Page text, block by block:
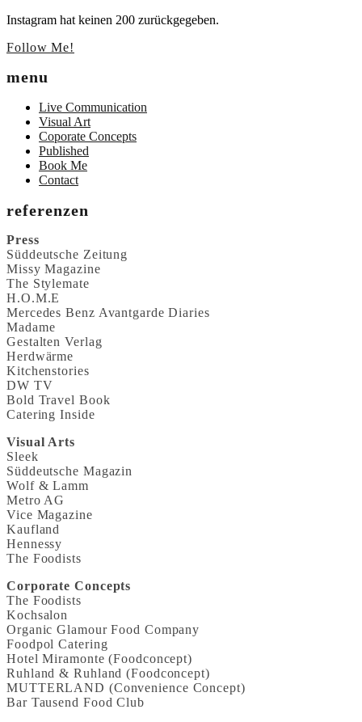
Instagram hat keinen 200 zurückgegeben.
Follow Me!
menu
Live Communication
Visual Art
Coporate Concepts
Published
Book Me
Contact
referenzen
Press
Süddeutsche Zeitung
Missy Magazine
The Stylemate
H.O.M.E
Mercedes Benz Avantgarde Diaries
Madame
Gestalten Verlag
Herdwärme
Kitchenstories
DW TV
Bold Travel Book
Catering Inside
Visual Arts
Sleek
Süddeutsche Magazin
Wolf & Lamm
Metro AG
Vice Magazine
Kaufland
Hennessy
The Foodists
Corporate Concepts
The Foodists
Kochsalon
Organic Glamour Food Company
Foodpol Catering
Hotel Miramonte (Foodconcept)
Ruhland & Ruhland (Foodconcept)
MUTTERLAND (Convenience Concept)
Bar Tausend Food Club